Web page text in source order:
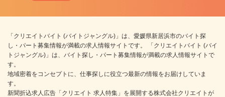
「クリエイトバイト (バイトジャングル)」は、愛媛県新居浜市のバイト探
し・パート募集情報が満載の求人情報サイトです。 「クリエイトバイト (バイ
トジャングル)」は、バイト探し・パート募集情報が満載の求人情報サイトで
す。
地域密着をコンセプトに、仕事探しに役立つ最新の情報をお届けしていま
す。
新聞折込求人広告「クリエイト 求人特集」を展開する株式会社クリエイトが